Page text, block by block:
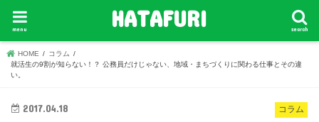
HATAFURI search
menu
HOME
コラム
就活生の9割が知らない！？ 公務員だけじゃない、地域・まちづくりに関わる仕事とその違
い。
コラム
2017.04.18